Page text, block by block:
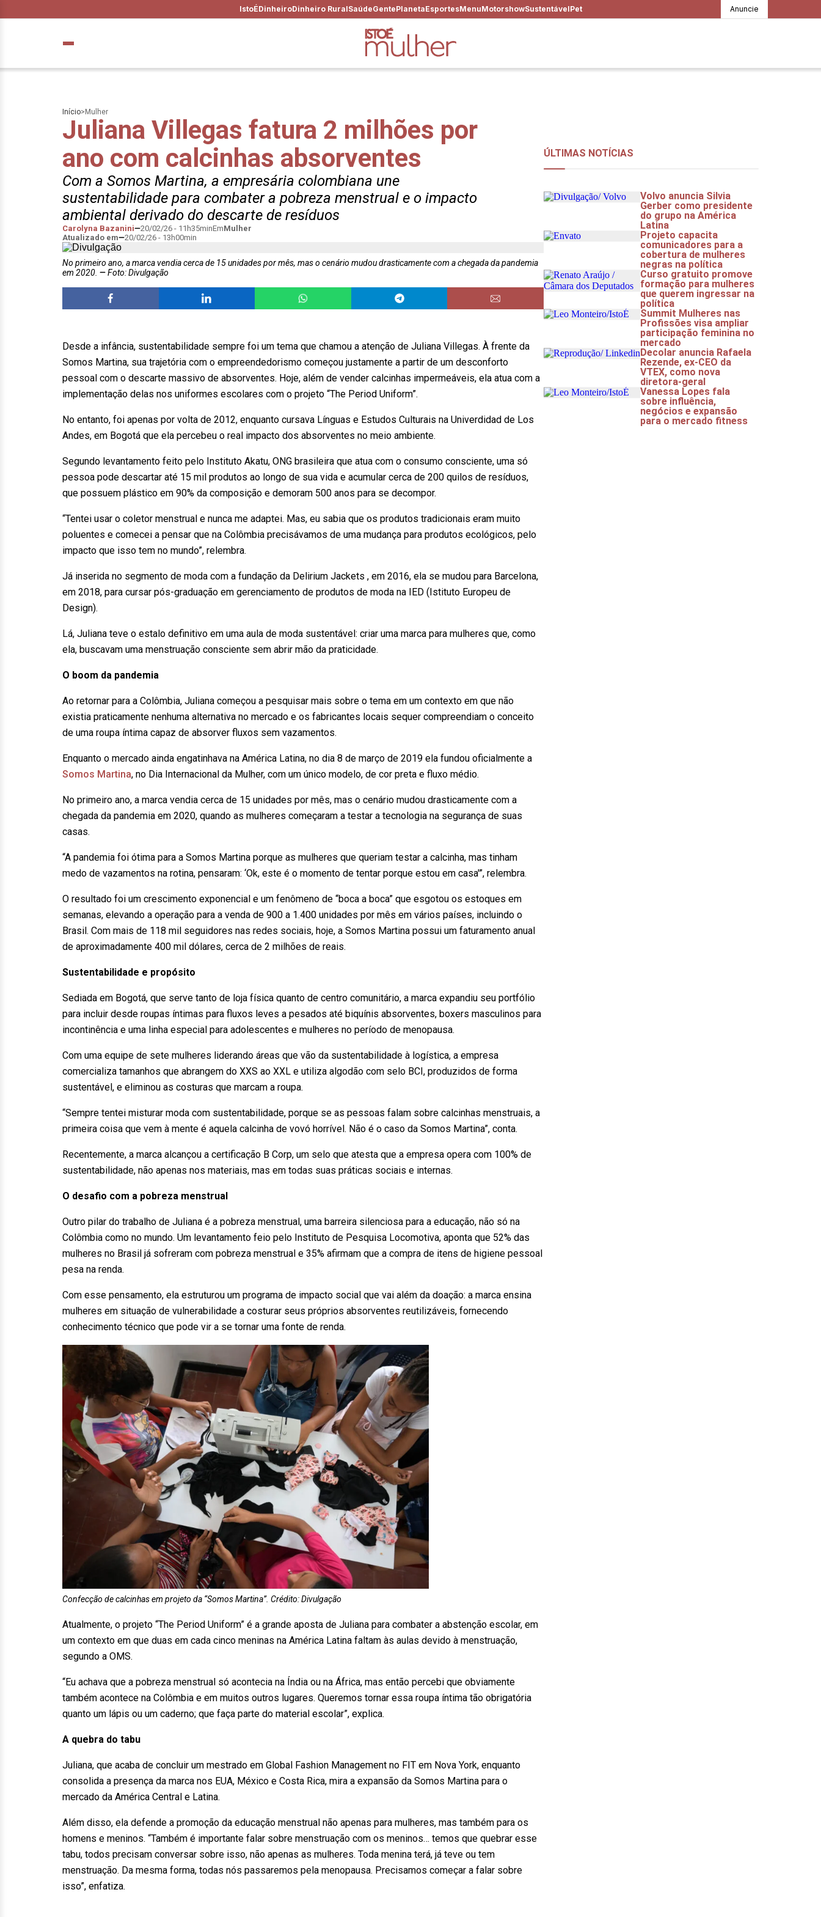
IstoÉDinheiroDinheiro RuralSaúdeGentePlanetaEsportesMenuMotorshowSustentávelPet Anuncie
Início> Mulher
Juliana Villegas fatura 2 milhões por
ano com calcinhas absorventes
Com a Somos Martina, a empresária colombiana une
sustentabilidade para combater a pobreza menstrual e o impacto
ambiental derivado do descarte de resíduos
Carolyna Bazanini 20/02/26 - 11h35minEmMulher
Atualizado em
20/02/26 - 13h00min
No primeiro ano, a marca vendia cerca de 15 unidades por mês, mas o cenário mudou drasticamente com a chegada da pandemia
em 2020.
Foto: Divulgação
Desde a infância, sustentabilidade sempre foi um tema que chamou a atenção de Juliana Villegas. À frente da
Somos Martina, sua trajetória com o empreendedorismo começou justamente a partir de um desconforto
pessoal com o descarte massivo de absorventes. Hoje, além de vender calcinhas impermeáveis, ela atua com a
implementação delas nos uniformes escolares com o projeto “The Period Uniform”.
No entanto, foi apenas por volta de 2012, enquanto cursava Línguas e Estudos Culturais na Univerdidad de Los
Andes, em Bogotá que ela percebeu o real impacto dos absorventes no meio ambiente.
Segundo levantamento feito pelo Instituto Akatu, ONG brasileira que atua com o consumo consciente, uma só
pessoa pode descartar até 15 mil produtos ao longo de sua vida e acumular cerca de 200 quilos de resíduos,
que possuem plástico em 90% da composição e demoram 500 anos para se decompor.
“Tentei usar o coletor menstrual e nunca me adaptei. Mas, eu sabia que os produtos tradicionais eram muito
poluentes e comecei a pensar que na Colômbia precisávamos de uma mudança para produtos ecológicos, pelo
impacto que isso tem no mundo”, relembra.
Já inserida no segmento de moda com a fundação da Delirium Jackets , em 2016, ela se mudou para Barcelona,
em 2018, para cursar pós-graduação em gerenciamento de produtos de moda na IED (Istituto Europeu de
Design).
Lá, Juliana teve o estalo definitivo em uma aula de moda sustentável: criar uma marca para mulheres que, como
ela, buscavam uma menstruação consciente sem abrir mão da praticidade.
O boom da pandemia
Ao retornar para a Colômbia, Juliana começou a pesquisar mais sobre o tema em um contexto em que não
existia praticamente nenhuma alternativa no mercado e os fabricantes locais sequer compreendiam o conceito
de uma roupa íntima capaz de absorver fluxos sem vazamentos.
Enquanto o mercado ainda engatinhava na América Latina, no dia 8 de março de 2019 ela fundou oficialmente a
Somos Martina, no Dia Internacional da Mulher, com um único modelo, de cor preta e fluxo médio.
No primeiro ano, a marca vendia cerca de 15 unidades por mês, mas o cenário mudou drasticamente com a
chegada da pandemia em 2020, quando as mulheres começaram a testar a tecnologia na segurança de suas
casas.
“A pandemia foi ótima para a Somos Martina porque as mulheres que queriam testar a calcinha, mas tinham
medo de vazamentos na rotina, pensaram: ‘Ok, este é o momento de tentar porque estou em casa'”, relembra.
O resultado foi um crescimento exponencial e um fenômeno de “boca a boca” que esgotou os estoques em
semanas, elevando a operação para a venda de 900 a 1.400 unidades por mês em vários países, incluindo o
Brasil. Com mais de 118 mil seguidores nas redes sociais, hoje, a Somos Martina possui um faturamento anual
de aproximadamente 400 mil dólares, cerca de 2 milhões de reais.
Sustentabilidade e propósito
Sediada em Bogotá, que serve tanto de loja física quanto de centro comunitário, a marca expandiu seu portfólio
para incluir desde roupas íntimas para fluxos leves a pesados até biquínis absorventes, boxers masculinos para
incontinência e uma linha especial para adolescentes e mulheres no período de menopausa.
Com uma equipe de sete mulheres liderando áreas que vão da sustentabilidade à logística, a empresa
comercializa tamanhos que abrangem do XXS ao XXL e utiliza algodão com selo BCI, produzidos de forma
sustentável, e eliminou as costuras que marcam a roupa.
“Sempre tentei misturar moda com sustentabilidade, porque se as pessoas falam sobre calcinhas menstruais, a
primeira coisa que vem à mente é aquela calcinha de vovó horrível. Não é o caso da Somos Martina”, conta.
Recentemente, a marca alcançou a certificação B Corp, um selo que atesta que a empresa opera com 100% de
sustentabilidade, não apenas nos materiais, mas em todas suas práticas sociais e internas.
O desafio com a pobreza menstrual
Outro pilar do trabalho de Juliana é a pobreza menstrual, uma barreira silenciosa para a educação, não só na
Colômbia como no mundo. Um levantamento feio pelo Instituto de Pesquisa Locomotiva, aponta que 52% das
mulheres no Brasil já sofreram com pobreza menstrual e 35% afirmam que a compra de itens de higiene pessoal
pesa na renda.
Com esse pensamento, ela estruturou um programa de impacto social que vai além da doação: a marca ensina
mulheres em situação de vulnerabilidade a costurar seus próprios absorventes reutilizáveis, fornecendo
conhecimento técnico que pode vir a se tornar uma fonte de renda.
Confecção de calcinhas em projeto da “Somos Martina”. Crédito: Divulgação
Atualmente, o projeto “The Period Uniform” é a grande aposta de Juliana para combater a abstenção escolar, em
um contexto em que duas em cada cinco meninas na América Latina faltam às aulas devido à menstruação,
segundo a OMS.
“Eu achava que a pobreza menstrual só acontecia na Índia ou na África, mas então percebi que obviamente
também acontece na Colômbia e em muitos outros lugares. Queremos tornar essa roupa íntima tão obrigatória
quanto um lápis ou um caderno; que faça parte do material escolar”, explica.
A quebra do tabu
Juliana, que acaba de concluir um mestrado em Global Fashion Management no FIT em Nova York, enquanto
consolida a presença da marca nos EUA, México e Costa Rica, mira a expansão da Somos Martina para o
mercado da América Central e Latina.
Além disso, ela defende a promoção da educação menstrual não apenas para mulheres, mas também para os
homens e meninos. “Também é importante falar sobre menstruação com os meninos… temos que quebrar esse
tabu, todos precisam conversar sobre isso, não apenas as mulheres. Toda menina terá, já teve ou tem
menstruação. Da mesma forma, todas nós passaremos pela menopausa. Precisamos começar a falar sobre
isso”, enfatiza.